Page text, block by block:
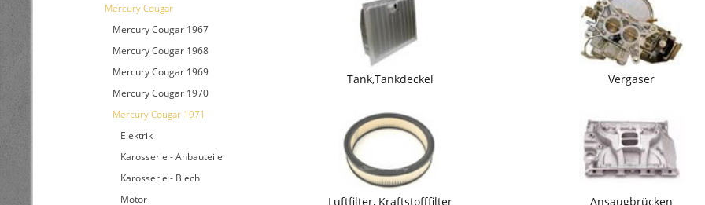
Mercury Cougar
Mercury Cougar 1967
Mercury Cougar 1968
Mercury Cougar 1969
Mercury Cougar 1970
Mercury Cougar 1971
Elektrik
Karosserie - Anbauteile
Karosserie - Blech
Motor
Tank,Tankdeckel Vergaser
Luftfilter, Kraftstofffilter Ansaugbrücken